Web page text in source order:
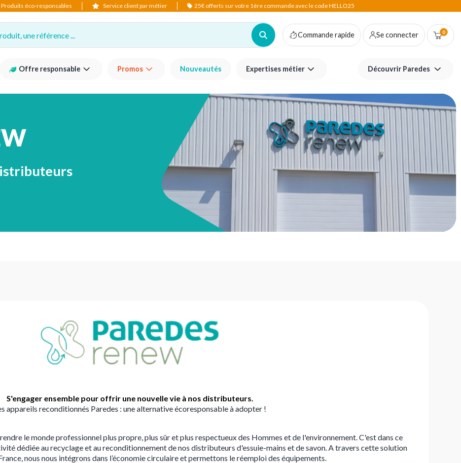
Produits éco-responsables Service client par métier 25€ offerts sur votre 1ère commande avec le code HELLO25
une référence ... Commande rapide Se connecter 0
Offre responsable Promos Nouveautés Expertises métier Découvrir Paredes
S'engager ensemble pour offrir une nouvelle vie à nos distributeurs.
appareils reconditionnés Paredes : une alternative écoresponsable à adopter !
le monde professionnel plus propre, plus sûr et plus respectueux des Hommes et de l'environnement. C'est dans ce
dédiée au recyclage et au reconditionnement de nos distributeurs d'essuie-mains et de savon. A travers cette solution
nous nous intégrons dans l’économie circulaire et permettons le réemploi des équipements.